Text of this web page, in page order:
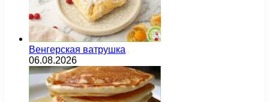
Венгерская ватрушка
06.08.2026